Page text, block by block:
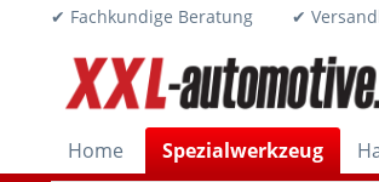
✔ Fachkundige Beratung ✔
Home Spezialwerkzeug